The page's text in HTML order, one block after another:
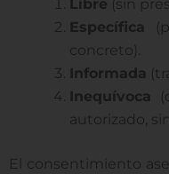
Libre (sin
Específica
concreto).
Informada
Inequívoca
autorizado,
El consentimiento